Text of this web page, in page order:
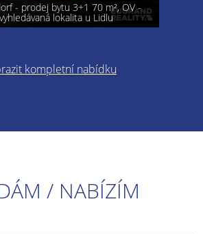
- prodej bytu 3+1 70 m², OV -
vyhledávaná lokalita u Lidlu
kompletní nabídku
/ NABÍZÍM